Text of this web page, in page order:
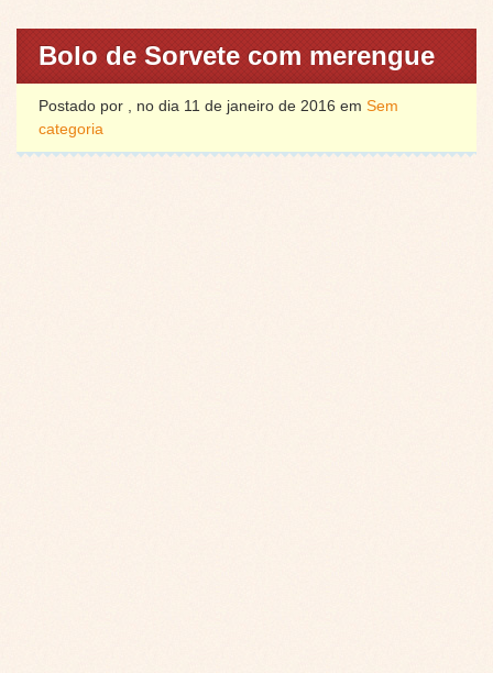
Bolo de Sorvete com merengue
Postado por , no dia 11 de janeiro de 2016 em Sem
categoria